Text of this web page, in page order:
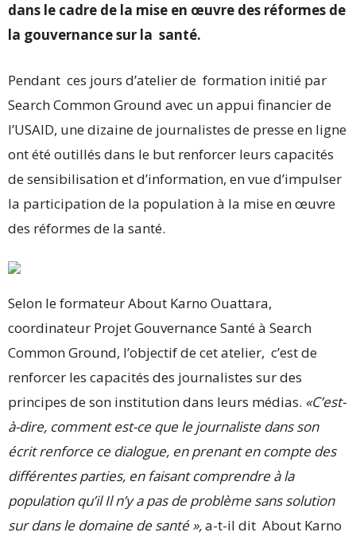
dans le cadre de la mise en œuvre des réformes de
la gouvernance sur la santé.
Pendant ces jours d’atelier de formation initié par
Search Common Ground avec un appui financier de
l’USAID, une dizaine de journalistes de presse en ligne
ont été outillés dans le but renforcer leurs capacités
de sensibilisation et d’information, en vue d’impulser
la participation de la population à la mise en œuvre
des réformes de la santé.
Selon le formateur About Karno Ouattara,
coordinateur Projet Gouvernance Santé à Search
Common Ground, l’objectif de cet atelier, c’est de
renforcer les capacités des journalistes sur des
principes de son institution dans leurs médias. «C’est-
à-dire, comment est-ce que le journaliste dans son
écrit renforce ce dialogue, en prenant en compte des
différentes parties, en faisant comprendre à la
population qu’il Il n’y a pas de problème sans solution
sur dans le domaine de santé »,a-t-il dit About Karno